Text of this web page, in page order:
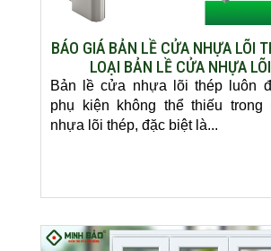
BÁO GIÁ BẢN LỀ CỬA NHỰA LÕI
LOẠI BẢN LỀ CỬA NHỰA
Bản lề cửa nhựa lõi thép luôn
phụ kiện không thể thiếu trong
nhựa lõi thép, đặc biệt là...